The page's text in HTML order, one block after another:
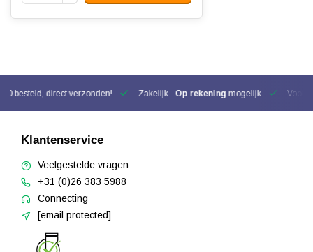
besteld, direct verzonden! Zakelijk - Op rekening mogelijk Voor
Klantenservice
Veelgestelde vragen
+31 (0)26 383 5988
Connecting
[email protected]